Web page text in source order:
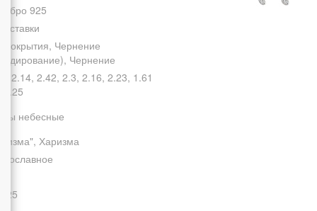
925
вставки
покрытия, Чернение
Чернение
2.14, 2.42, 2.3, 2.16, 2.23, 1.61
2.25
небесные
Харизма
925